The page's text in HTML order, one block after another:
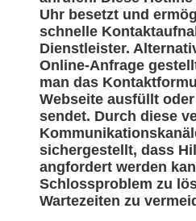
Uhr besetzt und
schnelle
Dienstleister.
Online-Anfrage
man das
Webseite ausfüllt oder
sendet. Durch diese
sichergestellt, dass
angfordert werden
Schlossproblem zu
Wartezeiten zu